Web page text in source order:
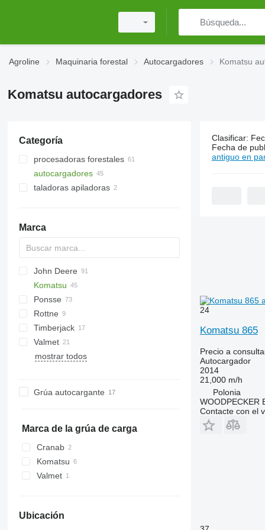
Agroline Maquinaria forestal Autocargadores Komatsu
Komatsu autocargadores
Categoría
procesadoras forestales
autocargadores
taladoras apiladoras
Marca
County
525
John Deere
810
1110
1210
1510 E
1510 G
1910
Komatsu
P-series
Ponsse
Buffalo
Elephant
Elk
Ergo
Panther
T-series
Rottne
F10
F12
F13
Timberjack
810
1110
Valmet
840
A-series
mostrar todos
Grúa autocargante
Marca de la grúa de carga
Cranab
Komatsu
Valmet
Ubicación
45
Clasificar:
Fecha de
antiguo en
24
Komatsu 865
Precio a
Autocargador
2014
21,000 m/h
Polonia
WOODPECKER
Contacte con el